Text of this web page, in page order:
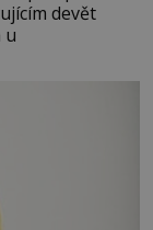
devět
u